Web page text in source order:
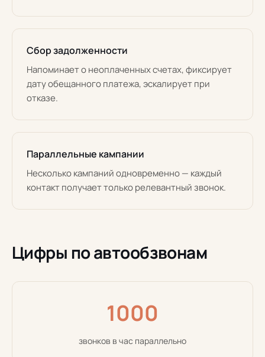
Сбор задолженности
Напоминает о неоплаченных счетах, фиксирует
дату обещанного платежа, эскалирует при
отказе.
Параллельные кампании
Несколько кампаний одновременно — каждый
контакт получает только релевантный звонок.
Цифры по автообзвонам
1000
звонков в час параллельно